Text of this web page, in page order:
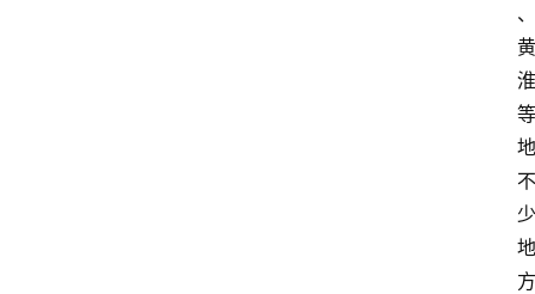
、
黄
淮
等
地
不
少
地
方